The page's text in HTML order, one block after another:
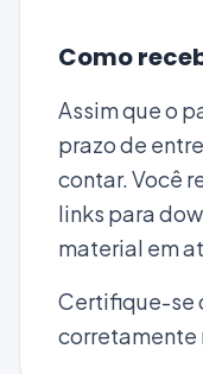
Como
Assim que o
prazo de
contar. Você
links para
material em
Certifique-se
corretamente